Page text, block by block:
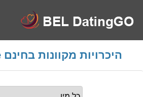
היכרויות מקוונות בחינם Melle, בלגיה